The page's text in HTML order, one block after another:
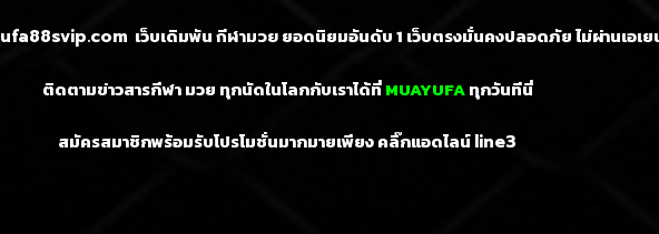
ufa88svip.com เว็บเดิมพันกีฬามวยยอดนิยมอันดับ 1 เว็บตรงมั่นคงปลอดภัย ไม่ผ่านเอเ
ติดตามข่าวสารกีฬา มวย ทุกนัดในโลกกับเราได้ที่MUAYUFAทุกวันทีนี่
สมัครสมาชิกพร้อมรับโปรโมชั่นมากมายเพียง คลิ๊กแอดไลน์line3